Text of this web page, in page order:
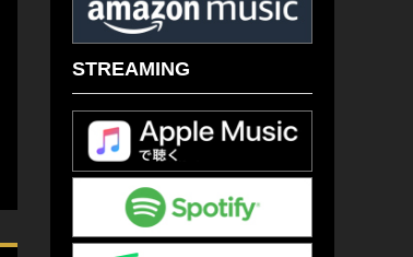
STREAMING